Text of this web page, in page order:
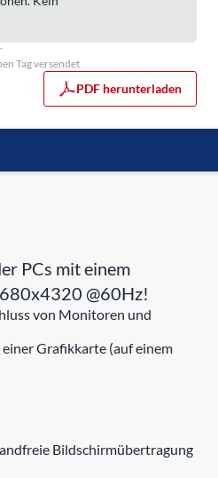
Tag versendet
PDF herunterladen
PCs mit einem
@60Hz!
von Monitoren und
Grafikkarte (auf einem
Bildschirmübertragung